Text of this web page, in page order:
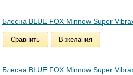
Блесна BLUE FOX Minnow Super
Сравнить В желания
Блесна BLUE FOX Minnow Super